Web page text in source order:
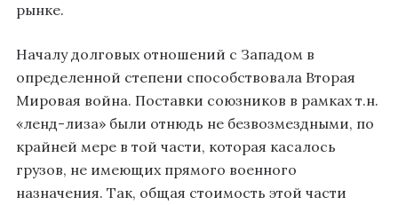
рынке.
Началу долговых отношений с Западом в
определенной степени способствовала Вторая
Мировая война. Поставки союзников в рамках т.н.
«ленд-лиза» были отнюдь не безвозмездными, по
крайней мере в той части, которая касалось
грузов, не имеющих прямого военного
назначения. Так, общая стоимость этой части